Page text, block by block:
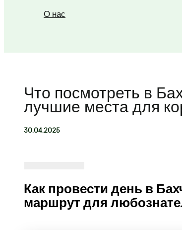
О нас
Что посмотреть в
лучшие места для
30.04.2025
Как провести день в
маршрут для